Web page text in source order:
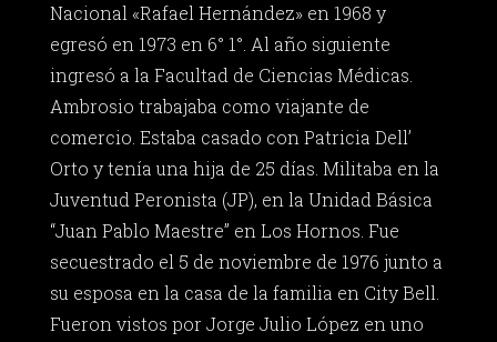
Nacional «Rafael Hernández» en 1968 y
egresó en 1973 en 6° 1°. Al año siguiente
ingresó a la Facultad de Ciencias Médicas.
Ambrosio trabajaba como viajante de
comercio. Estaba casado con Patricia Dell’
Orto y tenía una hija de 25 días. Militaba en la
Juventud Peronista (JP), en la Unidad Básica
“Juan Pablo Maestre” en Los Hornos. Fue
secuestrado el 5 de noviembre de 1976 junto a
su esposa en la casa de la familia en City Bell.
Fueron vistos por Jorge Julio López en uno